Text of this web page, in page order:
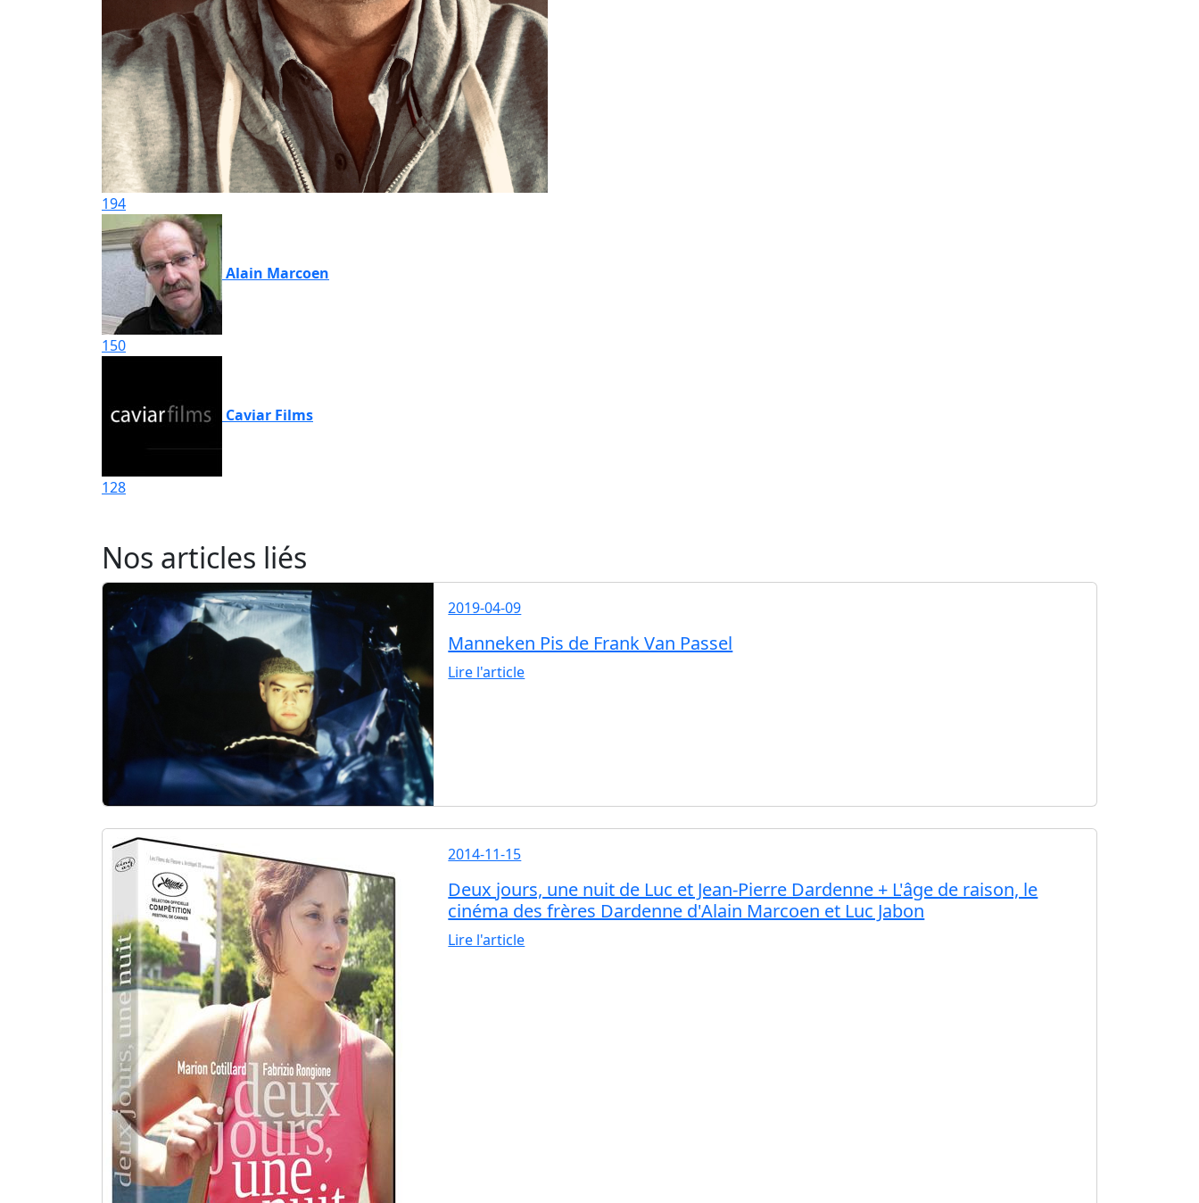
194
Alain Marcoen
150
Caviar Films
128
Nos articles liés
2019-04-09
Manneken Pis de Frank Van Passel
Lire l'article
2014-11-15
Deux jours, une nuit de Luc et Jean-Pierre Dardenne + L'âge de raison, le
cinéma des frères Dardenne d'Alain Marcoen et Luc Jabon
Lire l'article